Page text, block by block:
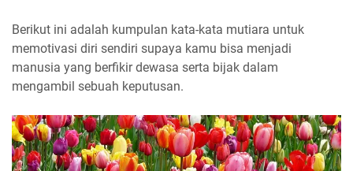
Berikut ini adalah kumpulan kata-kata mutiara untuk
memotivasi diri sendiri supaya kamu bisa menjadi
manusia yang berfikir dewasa serta bijak dalam
mengambil sebuah keputusan.